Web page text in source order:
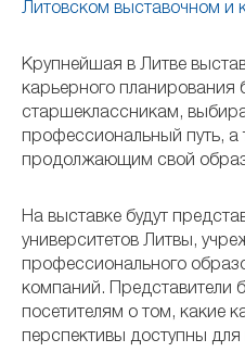
Литовском выставочном и
Крупнейшая в Литве
карьерного планирования
старшеклассникам,
профессиональный путь, а
продолжающим свой
На выставке будут
университетов Литвы,
профессионального
компаний. Представители
посетителям о том, какие
перспективы доступны для